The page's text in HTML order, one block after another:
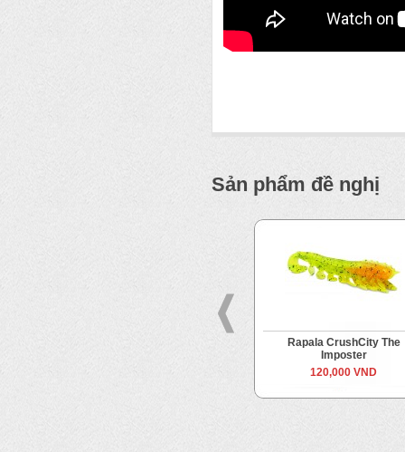
Sản phẩm đề nghị
Rapala CrushCity
120,000 VND